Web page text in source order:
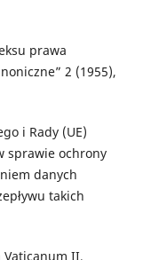
prawa
2 (1955),
i Rady (UE)
sprawie ochrony
danych
takich
Vaticanum II,